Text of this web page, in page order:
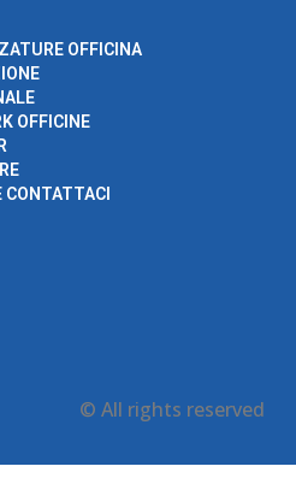
OFFICINA
OFFICINE
CONTATTACI
© All rights reserved